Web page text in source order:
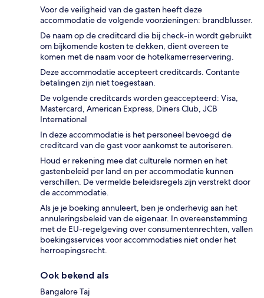
Voor de veiligheid van de gasten heeft deze
accommodatie de volgende voorzieningen: brandblusser.
De naam op de creditcard die bij check-in wordt gebruikt
om bijkomende kosten te dekken, dient overeen te
komen met de naam voor de hotelkamerreservering.
Deze accommodatie accepteert creditcards. Contante
betalingen zijn niet toegestaan.
De volgende creditcards worden geaccepteerd: Visa,
Mastercard, American Express, Diners Club, JCB
International
In deze accommodatie is het personeel bevoegd de
creditcard van de gast voor aankomst te autoriseren.
Houd er rekening mee dat culturele normen en het
gastenbeleid per land en per accommodatie kunnen
verschillen. De vermelde beleidsregels zijn verstrekt door
de accommodatie.
Als je je boeking annuleert, ben je onderhevig aan het
annuleringsbeleid van de eigenaar. In overeenstemming
met de EU-regelgeving over consumentenrechten, vallen
boekingsservices voor accommodaties niet onder het
herroepingsrecht.
Ook bekend als
Bangalore Taj